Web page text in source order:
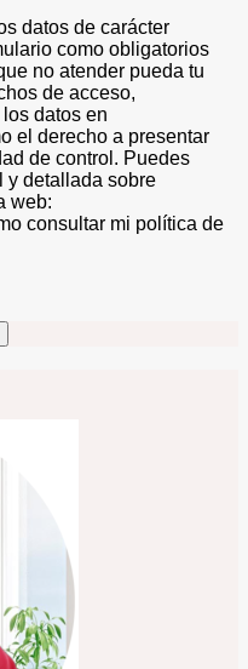
datos de carácter
como obligatorios
no atender pueda tu
de acceso,
datos en
el derecho a presentar
de control. Puedes
y detallada sobre
web:
consultar mi política de